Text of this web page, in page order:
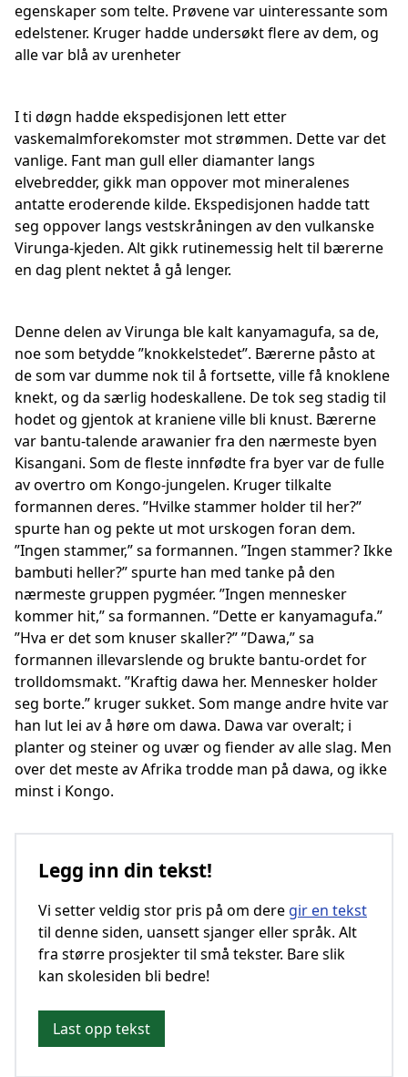
egenskaper som telte. Prøvene var uinteressante som
edelstener. Kruger hadde undersøkt flere av dem, og
alle var blå av urenheter
I ti døgn hadde ekspedisjonen lett etter
vaskemalmforekomster mot strømmen. Dette var det
vanlige. Fant man gull eller diamanter langs
elvebredder, gikk man oppover mot mineralenes
antatte eroderende kilde. Ekspedisjonen hadde tatt
seg oppover langs vestskråningen av den vulkanske
Virunga-kjeden. Alt gikk rutinemessig helt til bærerne
en dag plent nektet å gå lenger.
Denne delen av Virunga ble kalt kanyamagufa, sa de,
noe som betydde ”knokkelstedet”. Bærerne påsto at
de som var dumme nok til å fortsette, ville få knoklene
knekt, og da særlig hodeskallene. De tok seg stadig til
hodet og gjentok at kraniene ville bli knust. Bærerne
var bantu-talende arawanier fra den nærmeste byen
Kisangani. Som de fleste innfødte fra byer var de fulle
av overtro om Kongo-jungelen. Kruger tilkalte
formannen deres. ”Hvilke stammer holder til her?”
spurte han og pekte ut mot urskogen foran dem.
”Ingen stammer,” sa formannen. ”Ingen stammer? Ikke
bambuti heller?” spurte han med tanke på den
nærmeste gruppen pygméer. ”Ingen mennesker
kommer hit,” sa formannen. ”Dette er kanyamagufa.”
”Hva er det som knuser skaller?” ”Dawa,” sa
formannen illevarslende og brukte bantu-ordet for
trolldomsmakt. ”Kraftig dawa her. Mennesker holder
seg borte.” kruger sukket. Som mange andre hvite var
han lut lei av å høre om dawa. Dawa var overalt; i
planter og steiner og uvær og fiender av alle slag. Men
over det meste av Afrika trodde man på dawa, og ikke
minst i Kongo.
Legg inn din tekst!
Vi setter veldig stor pris på om dere gir en tekst
til denne siden, uansett sjanger eller språk. Alt
fra større prosjekter til små tekster. Bare slik
kan skolesiden bli bedre!
Last opp tekst